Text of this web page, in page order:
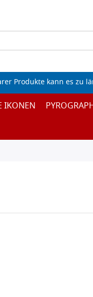
Produkte kann es zu
IKONEN